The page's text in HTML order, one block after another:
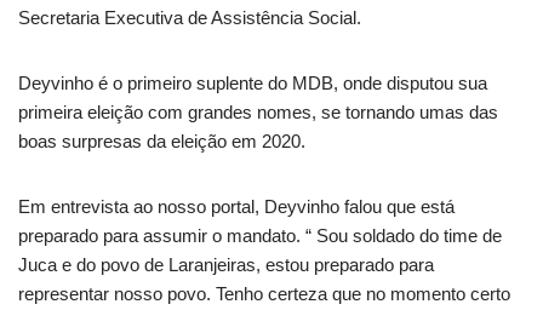
Secretaria Executiva de Assistência Social.
Deyvinho é o primeiro suplente do MDB, onde disputou sua
primeira eleição com grandes nomes, se tornando umas das
boas surpresas da eleição em 2020.
Em entrevista ao nosso portal, Deyvinho falou que está
preparado para assumir o mandato. “ Sou soldado do time de
Juca e do povo de Laranjeiras, estou preparado para
representar nosso povo. Tenho certeza que no momento certo